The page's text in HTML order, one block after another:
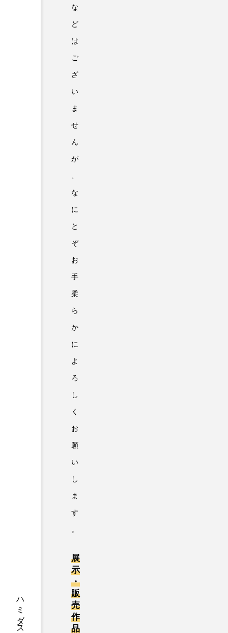
2023.12.03
イベント
な
ど
は
ご
ざ
い
ま
せ
ん
が
な
に
と
ぞ
お
手
柔
ら
か
に
よ
ろ
し
く
お
願
い
し
ま
す
。
展
示
・
販
売
作
品